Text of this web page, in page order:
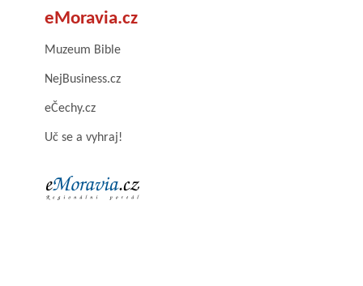
eMoravia.cz
Muzeum Bible
NejBusiness.cz
eČechy.cz
Uč se a vyhraj!